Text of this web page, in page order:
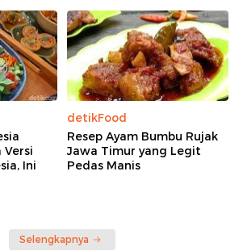
Versi
Ini
detikFood
Resep Ayam Bumbu Rujak
Jawa Timur yang Legit
Pedas Manis
Selengkapnya